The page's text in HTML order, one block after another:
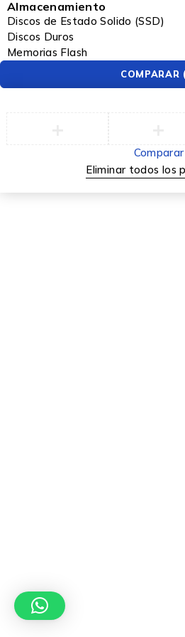
Almacenamiento
Discos de Estado Solido (SSD)
Discos Duros
Memorias Flash
COMPARAR
Comparar
Eliminar todos los